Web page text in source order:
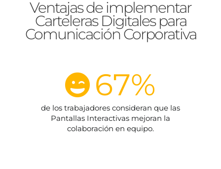
Ventajas de implementar
Carteleras Digitales para
Comunicación Corporativa
67%
de los trabajadores consideran que las
Pantallas Interactivas mejoran la
colaboración en equipo.